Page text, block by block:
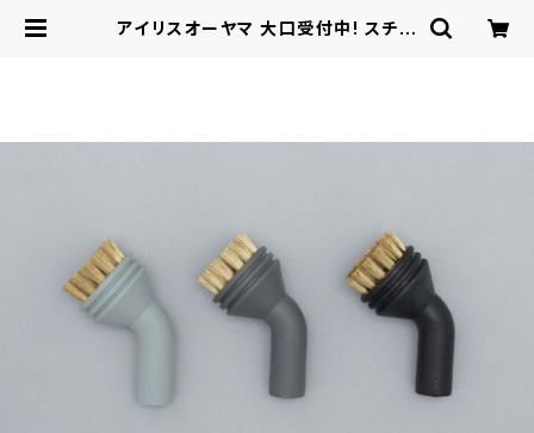
アイリスオーヤマ 大口受付中! スチー